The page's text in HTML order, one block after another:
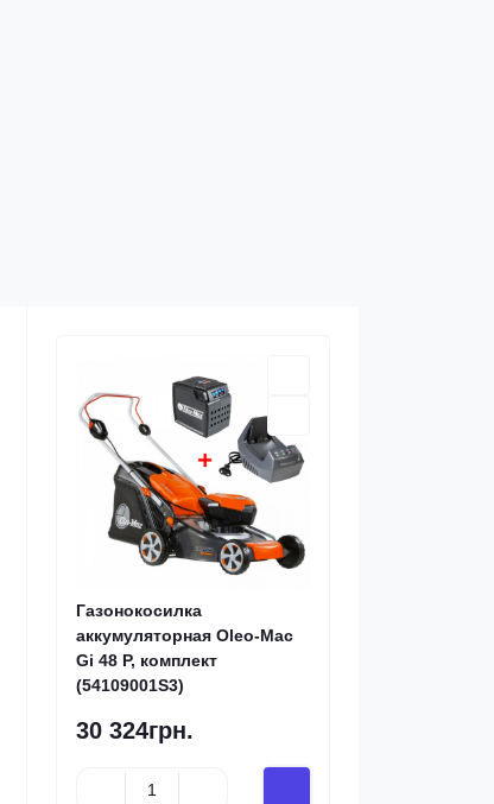
Газонокосилка
аккумуляторная Oleo-Mac
Gi 48 P, комплект
(54109001S3)
30 324грн.